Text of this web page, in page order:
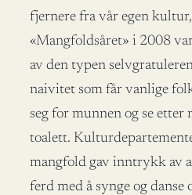
fjernere fra vår egen
«Mangfoldsåret» i 2008
av den typen
naivitet som får vanlige
seg for munnen og se etter
toalett.
mangfold gav inntrykk av
ferd med å synge og danse